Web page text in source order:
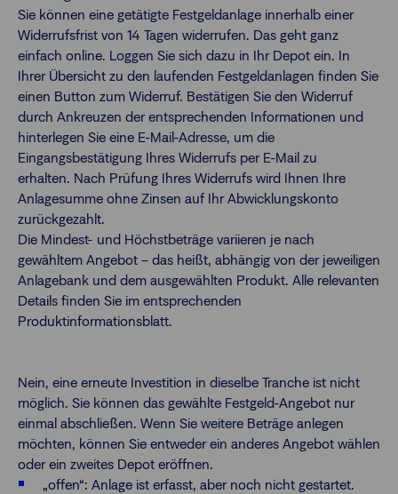
Sie können eine getätigte Festgeldanlage innerhalb einer
Widerrufsfrist von 14 Tagen widerrufen. Das geht ganz
einfach online. Loggen Sie sich dazu in Ihr Depot ein. In
Ihrer Übersicht zu den laufenden Festgeldanlagen finden Sie
einen Button zum Widerruf. Bestätigen Sie den Widerruf
durch Ankreuzen der entsprechenden Informationen und
hinterlegen Sie eine E-Mail-Adresse, um die
Eingangsbestätigung Ihres Widerrufs per E-Mail zu
erhalten. Nach Prüfung Ihres Widerrufs wird Ihnen Ihre
Anlagesumme ohne Zinsen auf Ihr Abwicklungskonto
zurückgezahlt.
Die Mindest- und Höchstbeträge variieren je nach
gewähltem Angebot – das heißt, abhängig von der jeweiligen
Anlagebank und dem ausgewählten Produkt. Alle relevanten
Details finden Sie im entsprechenden
Produktinformationsblatt.
Nein, eine erneute Investition in dieselbe Tranche ist nicht
möglich. Sie können das gewählte Festgeld-Angebot nur
einmal abschließen. Wenn Sie weitere Beträge anlegen
möchten, können Sie entweder ein anderes Angebot wählen
oder ein zweites Depot eröffnen.
„offen“: Anlage ist erfasst, aber noch nicht gestartet.